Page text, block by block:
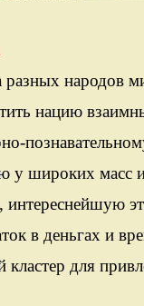
народов
нацию
у широких масс
в деньгах и
для